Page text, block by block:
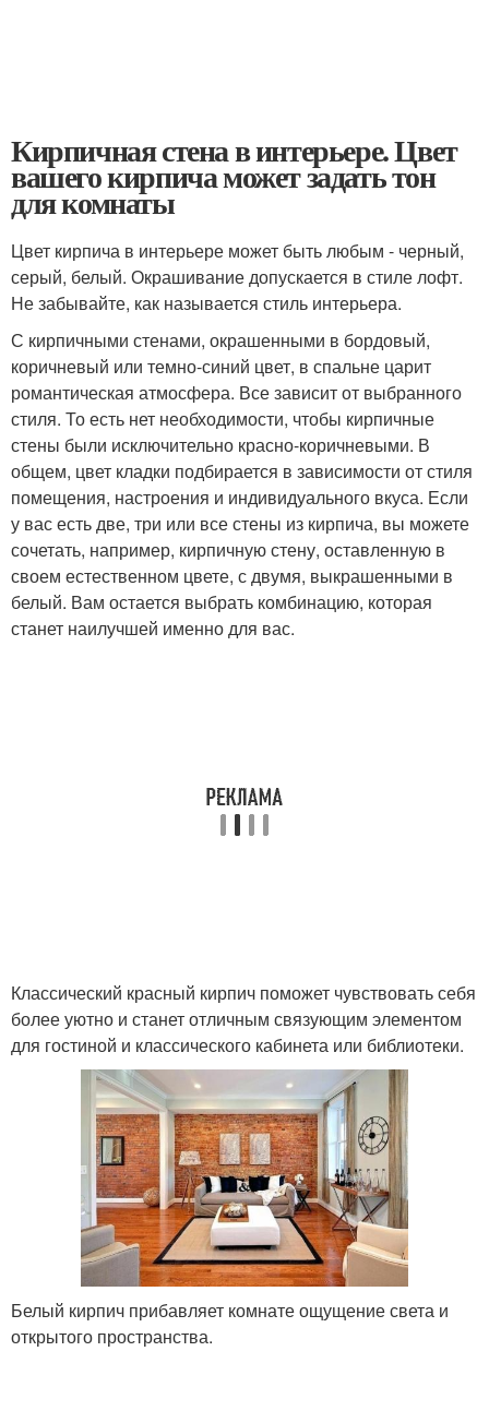
Кирпичная стена в интерьере. Цвет
вашего кирпича может задать тон
для комнаты
Цвет кирпича в интерьере может быть любым - черный,
серый, белый. Окрашивание допускается в стиле лофт.
Не забывайте, как называется стиль интерьера.
С кирпичными стенами, окрашенными в бордовый,
коричневый или темно-синий цвет, в спальне царит
романтическая атмосфера. Все зависит от выбранного
стиля. То есть нет необходимости, чтобы кирпичные
стены были исключительно красно-коричневыми. В
общем, цвет кладки подбирается в зависимости от стиля
помещения, настроения и индивидуального вкуса. Если
у вас есть две, три или все стены из кирпича, вы можете
сочетать, например, кирпичную стену, оставленную в
своем естественном цвете, с двумя, выкрашенными в
белый. Вам остается выбрать комбинацию, которая
станет наилучшей именно для вас.
Классический красный кирпич поможет чувствовать себя
более уютно и станет отличным связующим элементом
для гостиной и классического кабинета или библиотеки.
Белый кирпич прибавляет комнате ощущение света и
открытого пространства.